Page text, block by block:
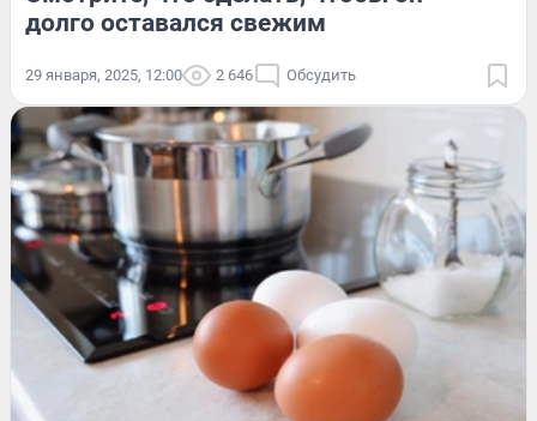
долго оставался свежим
29 января, 2025, 12:00 2 646 Обсудить